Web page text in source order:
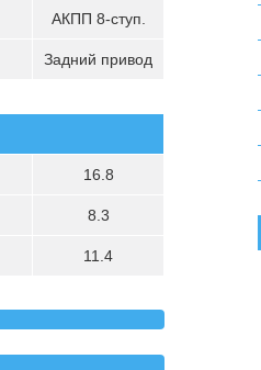
АКПП 8-ступ.
Задний привод
16.8
8.3
11.4